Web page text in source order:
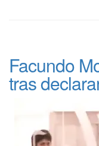
Facundo
tras